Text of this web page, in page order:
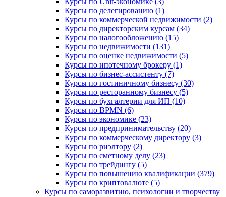
Курсы по делегированию (1)
Курсы по коммерческой недвижимости (2)
Курсы по директорским курсам (34)
Курсы по налогообложению (15)
Курсы по недвижимости (131)
Курсы по оценке недвижимости (5)
Курсы по ипотечному брокеру (1)
Курсы по бизнес-ассистенту (7)
Курсы по гостиничному бизнесу (30)
Курсы по ресторанному бизнесу (5)
Курсы по бухгалтерии для ИП (10)
Курсы по BPMN (6)
Курсы по экономике (23)
Курсы по предпринимательству (20)
Курсы по коммерческому директору (3)
Курсы по риэлтору (2)
Курсы по сметному делу (23)
Курсы по трейдингу (5)
Курсы по повышению квалификации (379)
Курсы по криптовалюте (5)
Курсы по саморазвитию, психологии и творчеству